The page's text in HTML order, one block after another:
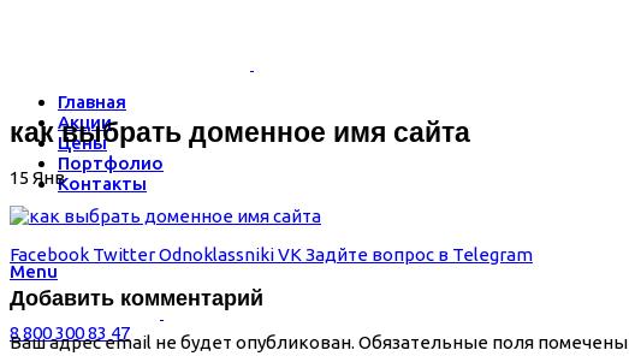
Главная
Акции
Цены
Портфолио
Контакты
Menu
8 800 300 83 47
как выбрать доменное имя сайта
15 Янв
Facebook TwitterOdnoklassnikiVK Задйте вопрос в Telegram
Добавить комментарий
Ваш адрес email не будет опубликован. Обязательные поля помечены